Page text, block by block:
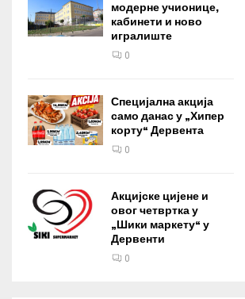
модерне учионице,
кабинети и ново
игралиште
0
Специјална акција
само данас у „Хипер
корту“ Дервента
0
Акцијске цијене и
овог четвртка у
„Шики маркету“ у
Дервенти
0